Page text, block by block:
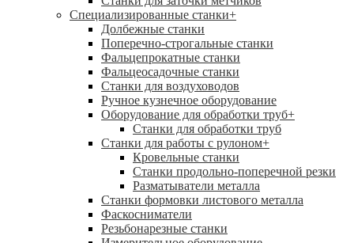
Специализированные станки+
Долбежные станки
Поперечно-строгальные станки
Фальцепрокатные станки
Фальцеосадочные станки
Станки для воздуховодов
Ручное кузнечное оборудование
Оборудование для обработки труб+
Станки для обработки труб
Станки для работы с рулоном+
Кровельные станки
Станки продольно-поперечной резки
Разматыватели металла
Станки формовки листового металла
Фаскосниматели
Резьбонарезные станки